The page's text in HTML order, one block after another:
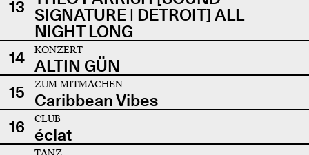
13 SIGNATURE | DETROIT] ALL
NIGHT LONG
14
KONZERT
ALTIN GÜN
15
ZUM MITMACHEN
Caribbean Vibes
16
CLUB
éclat